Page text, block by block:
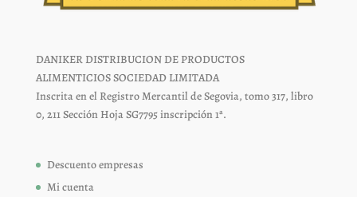
DANIKER DISTRIBUCION DE PRODUCTOS
ALIMENTICIOS SOCIEDAD LIMITADA
Inscrita en el Registro Mercantil de Segovia, tomo 317, libro
0, 211 Sección Hoja SG7795 inscripción 1ª.
Descuento empresas
Mi cuenta